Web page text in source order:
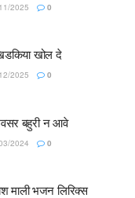
2025 0
खोल दे
2025 0
बहुरी न आवे
2024 0
माली भजन लिरिक्स